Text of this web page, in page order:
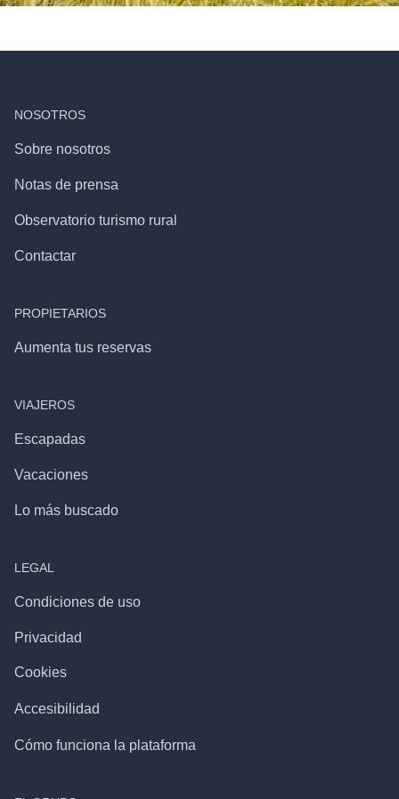
NOSOTROS
Sobre nosotros
Notas de prensa
Observatorio turismo rural
Contactar
PROPIETARIOS
Aumenta tus reservas
VIAJEROS
Escapadas
Vacaciones
Lo más buscado
LEGAL
Condiciones de uso
Privacidad
Cookies
Accesibilidad
Cómo funciona la plataforma